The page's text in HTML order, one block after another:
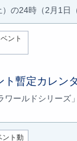
の24時（2月1日
ント
ト暫定カレン
ワールドシリーズ
ント動